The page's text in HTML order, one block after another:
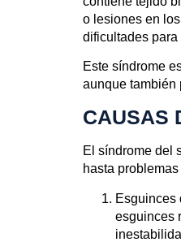
o lesiones en
dificultades para
Este síndrome
aunque también
CAUSAS
El síndrome del
hasta
Esguinces
esguinces